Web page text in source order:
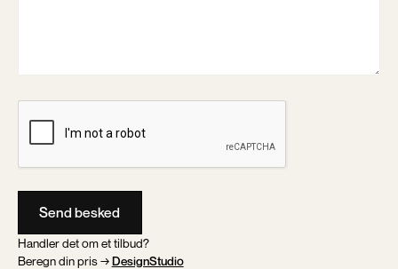
Handler det om et tilbud?
Beregn din pris →DesignStudio